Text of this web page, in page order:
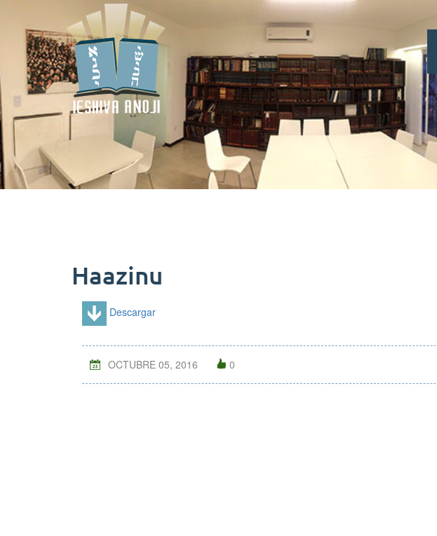
Haazinu
Descargar
OCTUBRE 05, 2016 0